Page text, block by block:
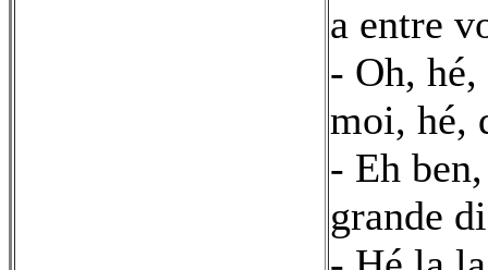
a entre
- Oh, hé,
moi, hé,
- Eh
grande